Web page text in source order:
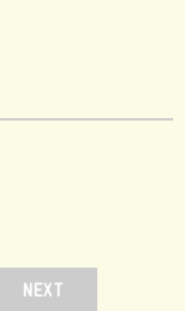
NEXT